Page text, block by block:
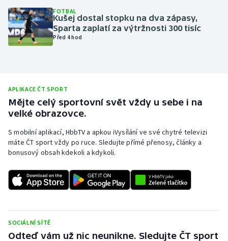
Parasport
Plavání
Rychlobruslení
Rychlostní kanoistika
Short track
Sportovní střelba
Triatlon
FOTBAL
Kušej dostal stopku na dva zápasy,
Sparta zaplatí za výtržnosti 300 tisíc
Před 4 hod
APLIKACE ČT SPORT
Mějte celý sportovní svět vždy u sebe i na
velké obrazovce.
S mobilní aplikací, HbbTV a apkou iVysílání ve své chytré televizi
máte ČT sport vždy po ruce. Sledujte přímé přenosy, články a
bonusový obsah kdekoli a kdykoli.
SOCIÁLNÍ SÍTĚ
Odteď vám už nic neunikne. Sledujte ČT sport